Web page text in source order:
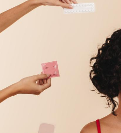
enfants :
à
métabolique :
les meilleurs
physiques ?